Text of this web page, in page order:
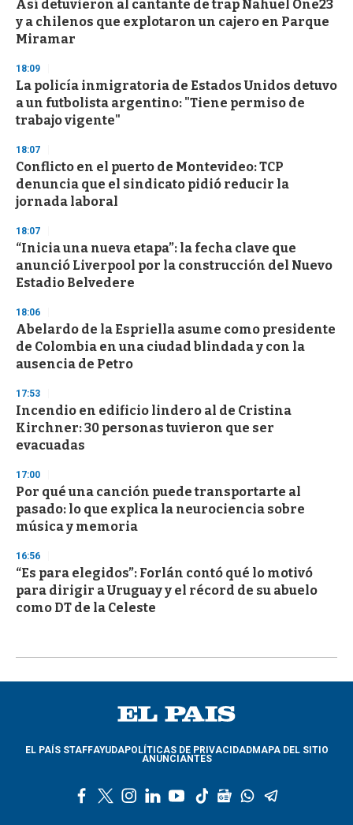
s
o
f
3
s
e
c
o
n
Así detuvieron al cantante de trap Nahuel One23
y a chilenos que explotaron un cajero en Parque
Miramar
18:09
La policía inmigratoria de Estados Unidos detuvo
a un futbolista argentino: "Tiene permiso de
trabajo vigente"
18:07
Conflicto en el puerto de Montevideo: TCP
denuncia que el sindicato pidió reducir la
jornada laboral
18:07
“Inicia una nueva etapa”: la fecha clave que
anunció Liverpool por la construcción del Nuevo
Estadio Belvedere
18:06
Abelardo de la Espriella asume como presidente
de Colombia en una ciudad blindada y con la
ausencia de Petro
17:53
Incendio en edificio lindero al de Cristina
Kirchner: 30 personas tuvieron que ser
evacuadas
17:00
Por qué una canción puede transportarte al
pasado: lo que explica la neurociencia sobre
música y memoria
16:56
“Es para elegidos”: Forlán contó qué lo motivó
para dirigir a Uruguay y el récord de su abuelo
como DT de la Celeste
EL PAÍS STAFFAYUDAPOLÍTICAS DE PRIVACIDADMAPA DEL SITIO
ANUNCIANTES
w
l
y
t
g
w